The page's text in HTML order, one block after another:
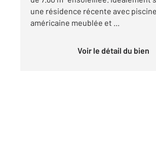
une résidence récente avec
américaine meublée et ...
Voir le détail du bien